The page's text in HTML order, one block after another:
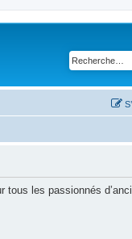
tous les passionnés